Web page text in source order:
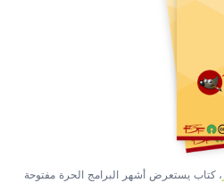
، كتاب يستعرض أشهر البرامج الحرة مفتوحة